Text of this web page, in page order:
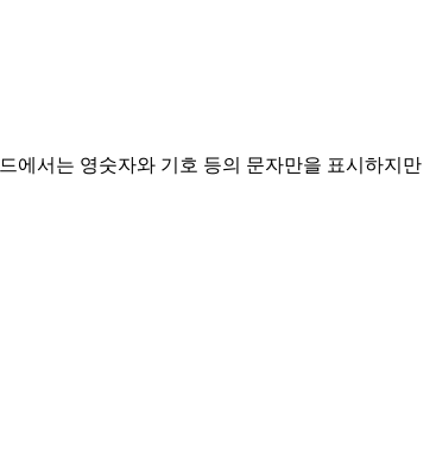
에서는 영숫자와 기호 등의 문자만을 표시하지만